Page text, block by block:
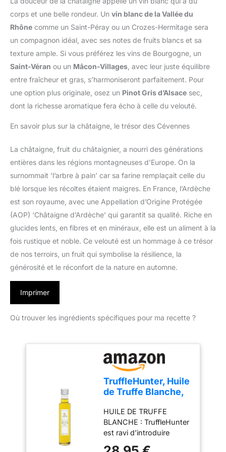
corps et une belle rondeur. Un vin blanc de la Vallée du
Rhône comme un Saint-Péray ou un Crozes-Hermitage sera
un compagnon idéal, avec ses notes de fruits blancs et sa
texture ample. Si vous préférez les vins de Bourgogne, un
Saint-Véran ou un Mâcon-Villages , avec leur juste équilibre
entre fraîcheur et gras, s’harmoniseront parfaitement. Pour
une option plus originale, osez un Pinot Gris d’Alsace sec,
dont la richesse aromatique fera écho à celle du velouté.
En savoir plus sur la châtaigne, le trésor des Cévennes
La châtaigne, fruit du châtaignier, a nourri des générations
entières dans les régions montagneuses d’Europe. On la
surnommait ‘l’arbre à pain’ car sa farine remplaçait celle du
blé lorsque les récoltes étaient maigres. En France, l’Ardèche
est son royaume, avec une Appellation d’Origine Protégée
(AOP) ‘Châtaigne d’Ardèche’ qui garantit sa qualité. Riche en
glucides lents, en fibres et en minéraux, elle est un aliment à la
fois rustique et noble. Ce velouté est un hommage à ce trésor
de nos terroirs, un fruit qui symbolise la résilience, la
générosité et le réconfort de la nature en automne.
Imprimer
Où trouver les ingrédients spécifiques pour ma recette ?
TruffleHunter, Huile
de Truffe Blanche,
Vierge - 250ml
HUILE DE TRUFFE
BLANCHE : TruffleHunter
est ravi d’introduire